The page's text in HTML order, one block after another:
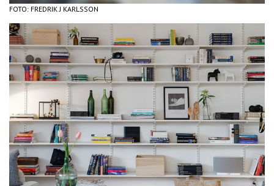
FOTO: FREDRIK J KARLSSON